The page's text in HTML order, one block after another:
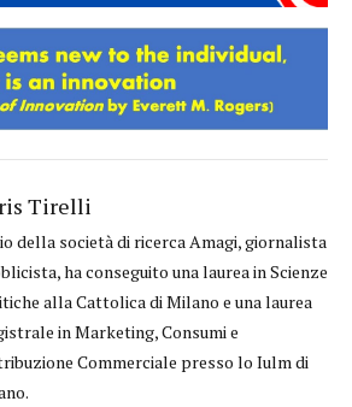
Tirelli
della società di ricerca Amagi, giornalista
ha conseguito una laurea in Scienze
alla Cattolica di Milano e una laurea
in Marketing, Consumi e
Commerciale presso lo Iulm di